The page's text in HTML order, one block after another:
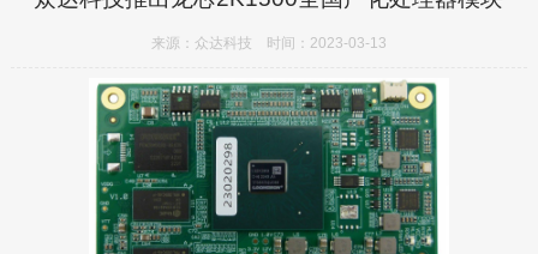
来源：众达科技 时间：2023-03-13